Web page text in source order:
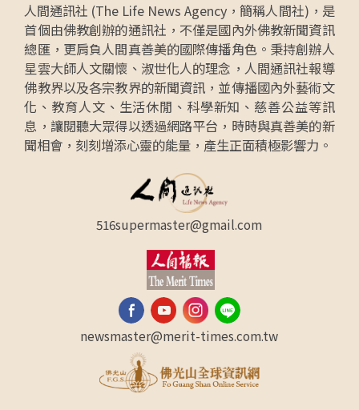
人間通訊社 (The Life News Agency，簡稱人間社)，是
首個由佛教創辦的通訊社，不僅是國內外佛教新聞資訊
總匯，更肩負人間真善美的國際傳播角色。秉持創辦人
星雲大師人文關懷、淑世化人的理念，人間通訊社報導
佛教界以及各宗教界的新聞資訊，並傳播國內外藝術文
化、教育人文、生活休閒、科學新知、慈善公益等訊
息，讓閱聽大眾得以透過網路平台，時時與真善美的新
聞相會，刻刻增添心靈的能量，產生正面積極影響力。
516supermaster@gmail.com
newsmaster@merit-times.com.tw